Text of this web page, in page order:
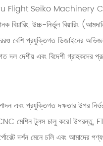
Seiko Machinery Co.,
উচ্চ-নির্ভুল বিয়ারিং
বেশি প্রযুক্তিগত ডিজাইনের
দল দেশীয় এবং বিদেশী গ্রাহকদের
এবং প্রযুক্তিগত দক্ষতার উপর
মেশিন টুলস চালু করে। উপরন্তু,
দর্শন মেনে চলি এবং আমাদের